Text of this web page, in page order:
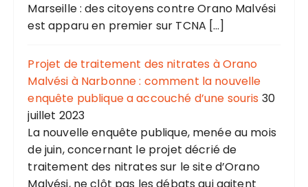
Marseille : des citoyens contre Orano Malvési
est apparu en premier sur TCNA […]
Projet de traitement des nitrates à Orano
Malvési à Narbonne : comment la nouvelle
enquête publique a accouché d’une souris 30
juillet 2023
La nouvelle enquête publique, menée au mois
de juin, concernant le projet décrié de
traitement des nitrates sur le site d’Orano